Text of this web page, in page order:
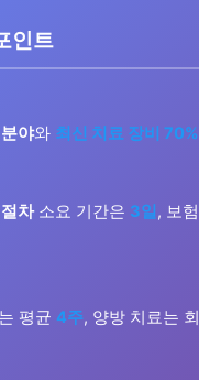
인트
야와 최신 치료 장비 70%
차소요 기간은 3일 , 보
는 평균4주, 양방 치료는